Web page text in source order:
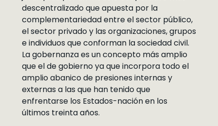
descentralizado que apuesta por la
complementariedad entre el sector público,
el sector privado y las organizaciones, grupos
e individuos que conforman la sociedad civil.
La gobernanza es un concepto más amplio
que el de gobierno ya que incorpora todo el
amplio abanico de presiones internas y
externas a las que han tenido que
enfrentarse los Estados-nación en los
últimos treinta años.